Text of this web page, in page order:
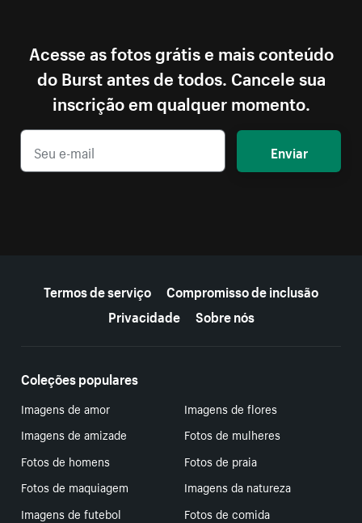
Acesse as fotos grátis e mais conteúdo
do Burst antes de todos. Cancele sua
inscrição em qualquer momento.
Enviar
Termos de serviço
Compromisso de inclusão
Privacidade
Sobre nós
Coleções populares
Imagens de amor
Imagens de flores
Imagens de amizade
Fotos de mulheres
Fotos de homens
Fotos de praia
Fotos de maquiagem
Imagens da natureza
Imagens de futebol
Fotos de comida